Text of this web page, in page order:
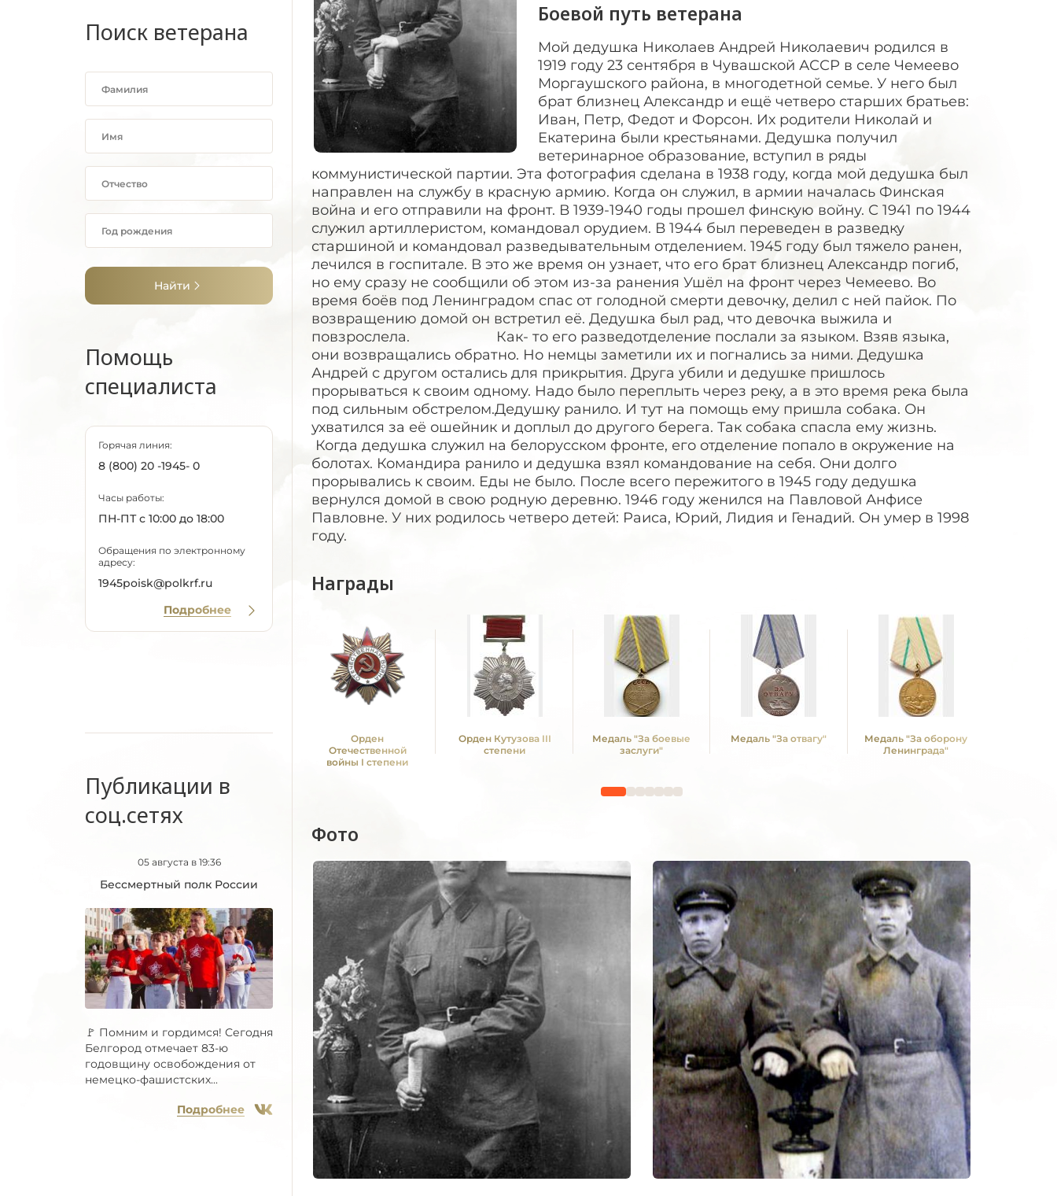
Поиск ветерана
Найти
Помощь
специалиста
Горячая линия:
8 (800) 20 -1945- 0
Часы работы:
ПН-ПТ с 10:00 до 18:00
Обращения по электронному
адресу:
1945poisk@polkrf.ru
Подробнее
Публикации в
соц.сетях
05 августа в 19:36
Бессмертный полк России
🚩 Помним и гордимся! Сегодня
Белгород отмечает 83-ю
годовщину освобождения от
немецко-фашистских...
Подробнее
Боевой путь ветерана
Мой дедушка Николаев Андрей Николаевич родился в
1919 году 23 сентября в Чувашской АССР в селе Чемеево
Моргаушского района, в многодетной семье. У него был
брат близнец Александр и ещё четверо старших братьев:
Иван, Петр, Федот и Форсон. Их родители Николай и
Екатерина были крестьянами. Дедушка получил
ветеринарное образование, вступил в ряды
коммунистической партии. Эта фотография сделана в 1938 году, когда мой дедушка был
направлен на службу в красную армию. Когда он служил, в армии началась Финская
война и его отправили на фронт. В 1939-1940 годы прошел финскую войну. С 1941 по 1944
служил артиллеристом, командовал орудием. В 1944 был переведен в разведку
старшиной и командовал разведывательным отделением. 1945 году был тяжело ранен,
лечился в госпитале. В это же время он узнает, что его брат близнец Александр погиб,
но ему сразу не сообщили об этом из-за ранения Ушёл на фронт через Чемеево. Во
время боёв под Ленинградом спас от голодной смерти девочку, делил с ней пайок. По
возвращению домой он встретил её. Дедушка был рад, что девочка выжила и
повзрослела. Как- то его разведотделение послали за языком. Взяв языка,
они возвращались обратно. Но немцы заметили их и погнались за ними. Дедушка
Андрей с другом остались для прикрытия. Друга убили и дедушке пришлось
прорываться к своим одному. Надо было переплыть через реку, а в это время река была
под сильным обстрелом.Дедушку ранило. И тут на помощь ему пришла собака. Он
ухватился за её ошейник и доплыл до другого берега. Так собака спасла ему жизнь.
Когда дедушка служил на белорусском фронте, его отделение попало в окружение на
болотах. Командира ранило и дедушка взял командование на себя. Они долго
прорывались к своим. Еды не было. После всего пережитого в 1945 году дедушка
вернулся домой в свою родную деревню. 1946 году женился на Павловой Анфисе
Павловне. У них родилось четверо детей: Раиса, Юрий, Лидия и Генадий. Он умер в 1998
году.
Награды
Орден
Отечественной
войны I степени
Орден Кутузова III
степени
Медаль "За боевые
заслуги"
Медаль "За отвагу"
Медаль "За оборону
Ленинграда"
Фото